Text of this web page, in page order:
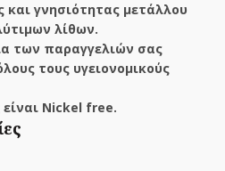
γνησιότητας μετάλλου
λίθων.
των παραγγελιών σας
τους υγειονομικούς
Nickel free.